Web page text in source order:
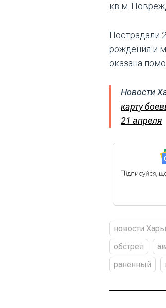
кв.м.
Пострадали
рождения и
оказана
Новости
карту
21 апреля
новости
обстрел
раненный